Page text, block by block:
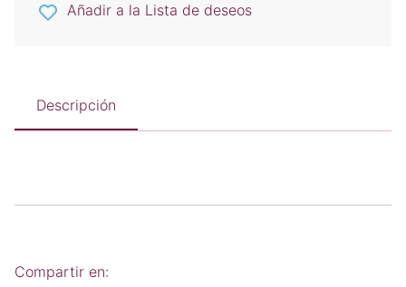
Añadir a la Lista de deseos
Descripción
Compartir en: